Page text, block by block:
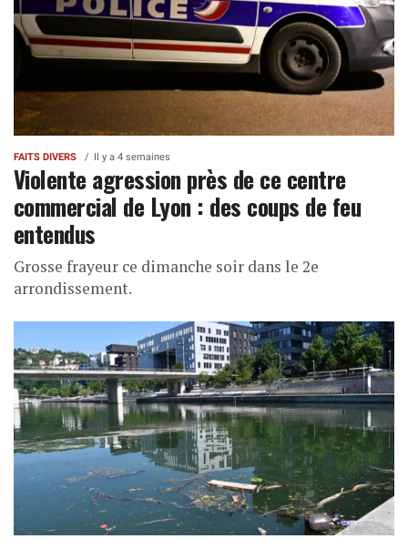
FAITS DIVERS Il y a 4 semaines
Violente agression près de ce centre
commercial de Lyon : des coups de feu
entendus
Grosse frayeur ce dimanche soir dans le 2e
arrondissement.